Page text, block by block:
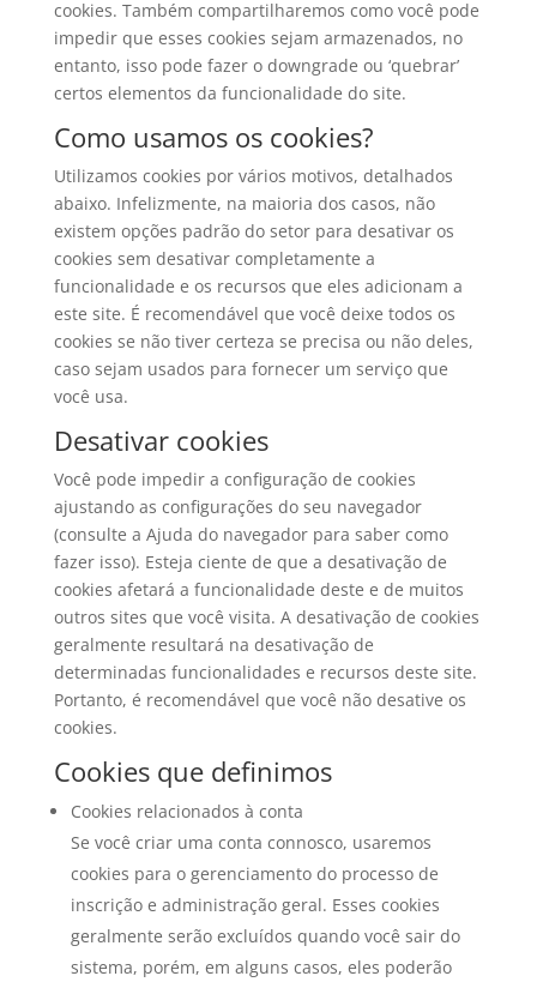
cookies. Também compartilharemos como você pode
impedir que esses cookies sejam armazenados, no
entanto, isso pode fazer o downgrade ou ‘quebrar’
certos elementos da funcionalidade do site.
Como usamos os cookies?
Utilizamos cookies por vários motivos, detalhados
abaixo. Infelizmente, na maioria dos casos, não
existem opções padrão do setor para desativar os
cookies sem desativar completamente a
funcionalidade e os recursos que eles adicionam a
este site. É recomendável que você deixe todos os
cookies se não tiver certeza se precisa ou não deles,
caso sejam usados ​​para fornecer um serviço que
você usa.
Desativar cookies
Você pode impedir a configuração de cookies
ajustando as configurações do seu navegador
(consulte a Ajuda do navegador para saber como
fazer isso). Esteja ciente de que a desativação de
cookies afetará a funcionalidade deste e de muitos
outros sites que você visita. A desativação de cookies
geralmente resultará na desativação de
determinadas funcionalidades e recursos deste site.
Portanto, é recomendável que você não desative os
cookies.
Cookies que definimos
Cookies relacionados à conta
Se você criar uma conta connosco, usaremos
cookies para o gerenciamento do processo de
inscrição e administração geral. Esses cookies
geralmente serão excluídos quando você sair do
sistema, porém, em alguns casos, eles poderão